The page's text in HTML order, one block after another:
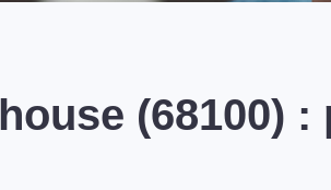
(68100) :